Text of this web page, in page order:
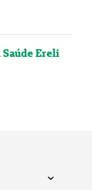
Saúde Ereli